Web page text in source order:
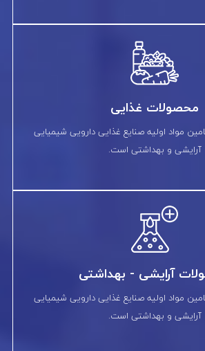
محصولات غذایی
مواد اولیه صنایع غذایی دارویی شیمیایی
آرایشی و بهداشتی است.
آرایشی - بهداشتی
مواد اولیه صنایع غذایی دارویی شیمیایی
آرایشی و بهداشتی است.